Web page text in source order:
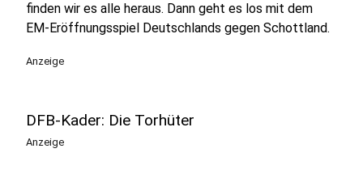
finden wir es alle heraus. Dann geht es los mit dem
EM-Eröffnungsspiel Deutschlands gegen Schottland.
Anzeige
DFB-Kader: Die Torhüter
Anzeige